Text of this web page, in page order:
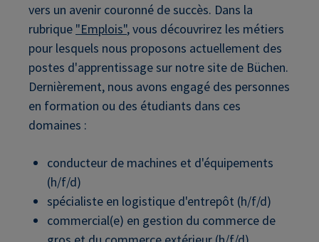
vers un avenir couronné de succès. Dans la
rubrique "Emplois", vous découvrirez les métiers
pour lesquels nous proposons actuellement des
postes d'apprentissage sur notre site de Büchen.
Dernièrement, nous avons engagé des personnes
en formation ou des étudiants dans ces
domaines :
conducteur de machines et d'équipements
(h/f/d)
spécialiste en logistique d'entrepôt (h/f/d)
commercial(e) en gestion du commerce de